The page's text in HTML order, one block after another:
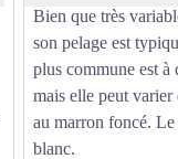
Bien que très
son pelage est
plus commune est à
mais elle peut varier
au marron foncé.
blanc.